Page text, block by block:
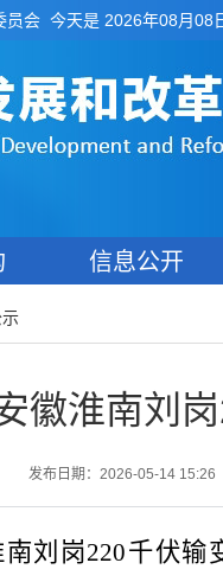
员会 今天是 2026年08月08
信息公开
徽淮南刘
发布日期：2026-05-14 15:26
刘岗220千伏输